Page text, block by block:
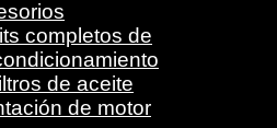
completos de
de aceite
de motor